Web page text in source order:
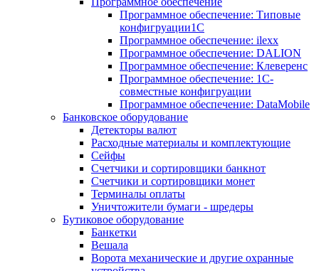
Программное обеспечение: Типовые
конфигруации1С
Программное обеспечение: ilexx
Программное обеспечение: DALION
Программное обеспечение: Клеверенс
Программное обеспечение: 1С-
совместные конфигруации
Программное обеспечение: DataMobile
Банковское оборудование
Детекторы валют
Расходные материалы и комплектующие
Сейфы
Счетчики и сортировщики банкнот
Счетчики и сортировщики монет
Терминалы оплаты
Уничтожители бумаги - шредеры
Бутиковое оборудование
Банкетки
Вешала
Ворота механические и другие охранные